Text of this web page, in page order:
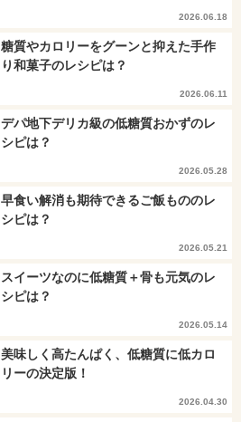
2026.06.18
糖質やカロリーをグーンと抑えた手作
り和菓子のレシピは？
2026.06.11
デパ地下デリカ級の低糖質おかずのレ
シピは？
2026.05.28
早食い解消も期待できるご飯もののレ
シピは？
2026.05.21
スイーツなのに低糖質＋骨も元気のレ
シピは？
2026.05.14
美味しく高たんぱく、低糖質に低カロ
リーの決定版！
2026.04.30